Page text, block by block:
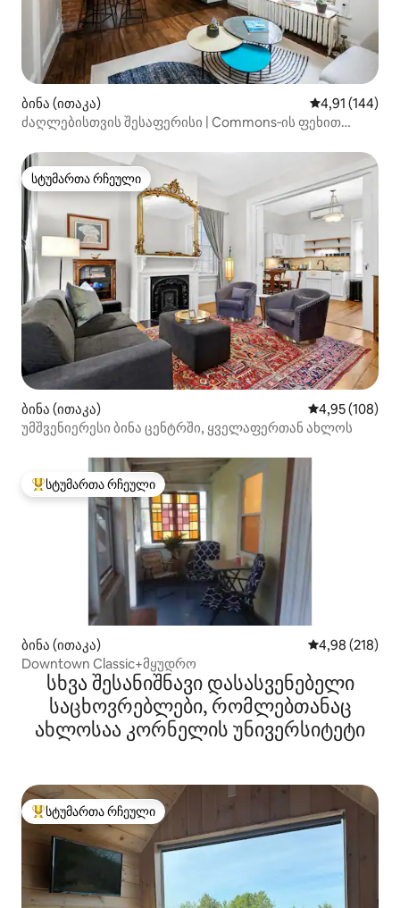
ბინა (ითაკა) საშუალო
4,91 (144)
ძაღლებისთვის შესაფერისი | Commons‑ის ფეხით
სტუმართა რჩეული
სტუმართა რჩეული
ბინა (ითაკა) საშუალო
4,95 (108)
უმშვენიერესი ბინა ცენტრში, ყველაფერთან ახლოს
სტუმართა რჩეული მოწინავე ვარიანტი
სტუმართა რჩეული
ბინა (ითაკა) საშუალო
4,98 (218)
Downtown Classic+მყუდრო
სხვა შესანიშნავი დასასვენებელი
საცხოვრებლები, რომლებთანაც
ახლოსაა კორნელის უნივერსიტეტი
სტუმართა რჩეული მოწინავე ვარიანტი
სტუმართა რჩეული